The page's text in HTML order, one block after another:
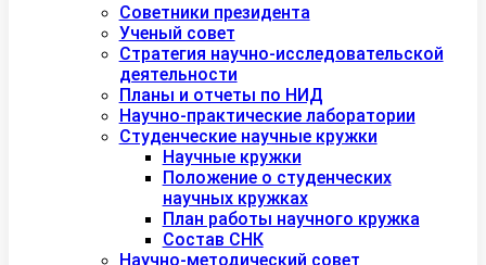
Советники президента
Ученый совет
Стратегия научно-исследовательской
деятельности
Планы и отчеты по НИД
Научно-практические лаборатории
Студенческие научные кружки
Научные кружки
Положение о студенческих
научных кружках
План работы научного кружка
Состав СНК
Научно-методический совет